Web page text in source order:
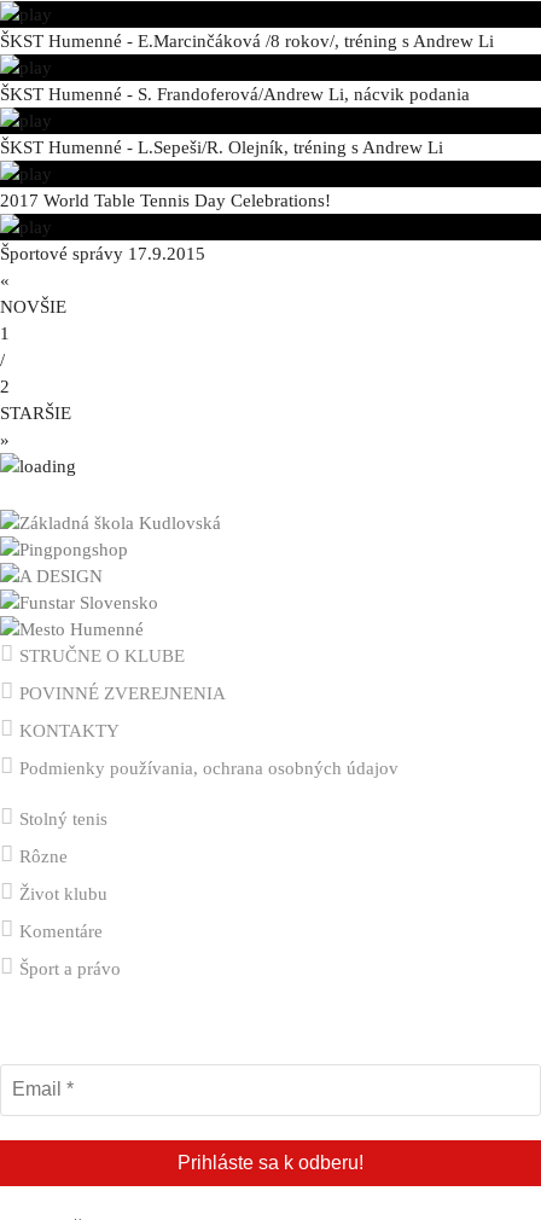
ŠKST Humenné - E.Marcinčáková /8 rokov/, tréning s Andrew Li
ŠKST Humenné - S. Frandoferová/Andrew Li, nácvik podania
ŠKST Humenné - L.Sepeši/R. Olejník, tréning s Andrew Li
2017 World Table Tennis Day Celebrations!
Športové správy 17.9.2015
«
NOVŠIE
1
/
2
STARŠIE
»
STRUČNE O KLUBE
POVINNÉ ZVEREJNENIA
KONTAKTY
Podmienky používania, ochrana osobných údajov
Stolný tenis
Rôzne
Život klubu
Komentáre
Šport a právo